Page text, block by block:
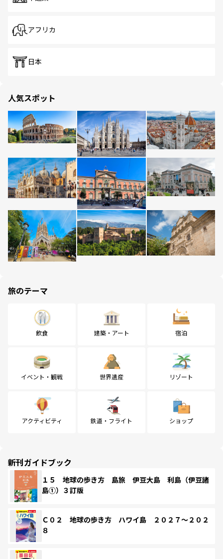
アフリカ
日本
人気スポット
旅のテーマ
飲食 建築・アート 宿泊
イベント・観戦 世界遺産 リゾート
アクティビティ 鉄道・フライト ショップ
新刊ガイドブック
１５ 地球の歩き方 島旅 伊豆大島 利島（伊豆諸
島①）３訂版
Ｃ０２ 地球の歩き方 ハワイ島 ２０２７～２０２
８